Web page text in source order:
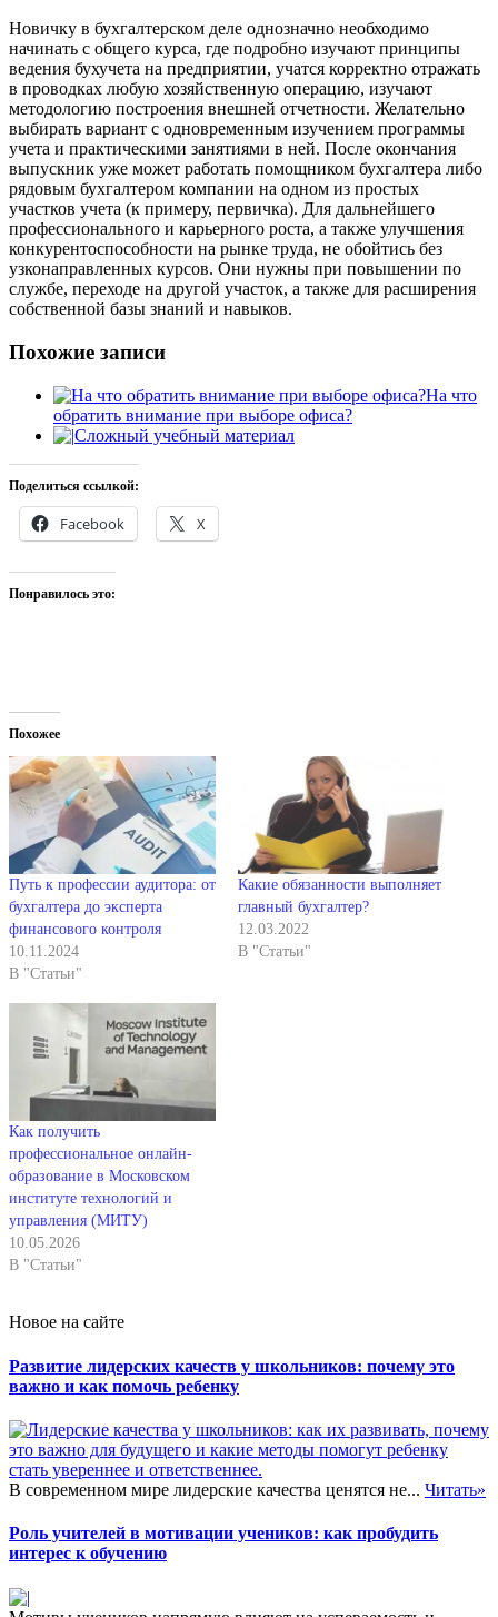
Новичку в бухгалтерском деле однозначно необходимо
начинать с общего курса, где подробно изучают принципы
ведения бухучета на предприятии, учатся корректно отражать
в проводках любую хозяйственную операцию, изучают
методологию построения внешней отчетности. Желательно
выбирать вариант с одновременным изучением программы
учета и практическими занятиями в ней. После окончания
выпускник уже может работать помощником бухгалтера либо
рядовым бухгалтером компании на одном из простых
участков учета (к примеру, первичка). Для дальнейшего
профессионального и карьерного роста, а также улучшения
конкурентоспособности на рынке труда, не обойтись без
узконаправленных курсов. Они нужны при повышении по
службе, переходе на другой участок, а также для расширения
собственной базы знаний и навыков.
Похожие записи
На что
обратить внимание при выборе офиса?
Сложный учебный материал
Поделиться ссылкой:
Facebook X
Понравилось это:
Похожее
Путь к профессии аудитора: от
бухгалтера до эксперта
финансового контроля
10.11.2024
В "Статьи"
Какие обязанности выполняет
главный бухгалтер?
12.03.2022
В "Статьи"
Как получить
профессиональное онлайн-
образование в Московском
институте технологий и
управления (МИТУ)
10.05.2026
В "Статьи"
Новое на сайте
Развитие лидерских качеств у школьников: почему это
важно и как помочь ребенку
В современном мире лидерские качества ценятся не... Читать»
Роль учителей в мотивации учеников: как пробудить
интерес к обучению